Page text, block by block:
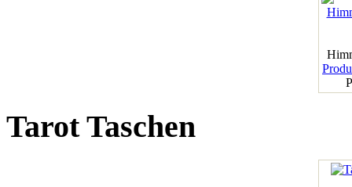
Tarot Taschen